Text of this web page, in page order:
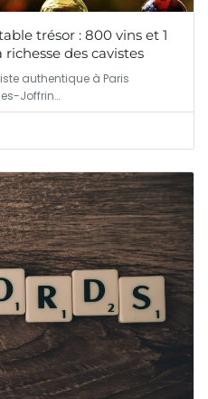
trésor : 800 vins et 1
des cavistes
authentique à Paris
Joffrin…